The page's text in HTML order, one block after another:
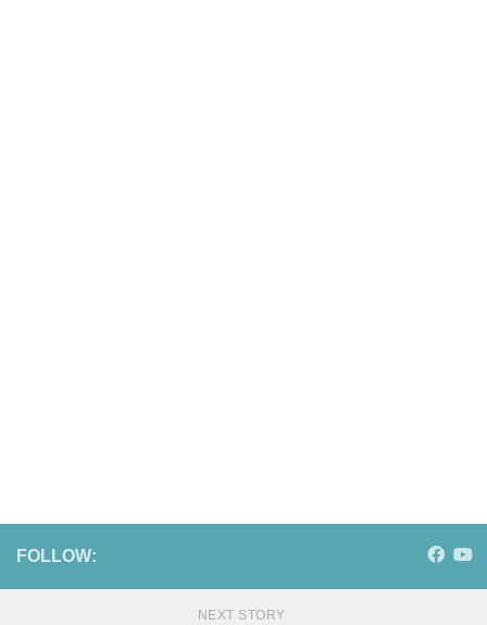
FOLLOW:
NEXT STORY